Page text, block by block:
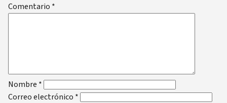
Comentario *
Nombre *
Correo electrónico *